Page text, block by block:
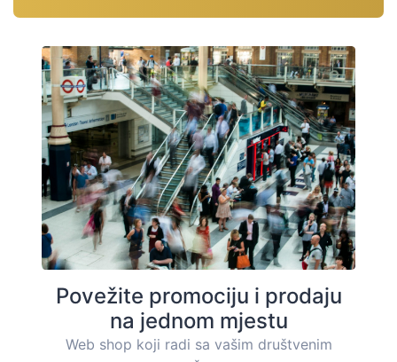
Povežite promociju i prodaju
na jednom mjestu
Web shop koji radi sa vašim društvenim